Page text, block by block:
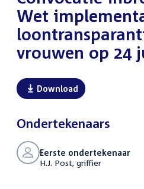
Wet
vrouwen op 24
Download
Ondertekenaars
Eerste ondertekenaar
H.J. Post, griffier